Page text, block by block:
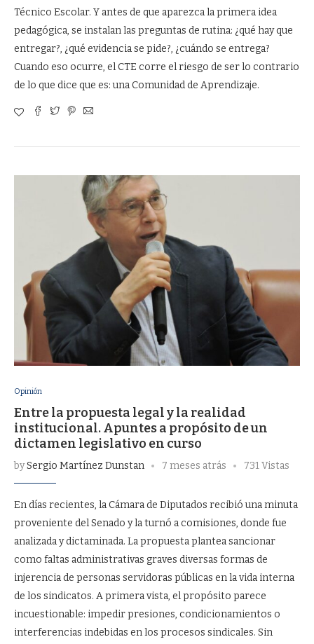
Técnico Escolar. Y antes de que aparezca la primera idea
pedagógica, se instalan las preguntas de rutina: ¿qué hay que
entregar?, ¿qué evidencia se pide?, ¿cuándo se entrega?
Cuando eso ocurre, el CTE corre el riesgo de ser lo contrario
de lo que dice que es: una Comunidad de Aprendizaje.
Opinión
Entre la propuesta legal y la realidad
institucional. Apuntes a propósito de un
dictamen legislativo en curso
bySergio Martínez Dunstan 7 meses atrás 731 Vistas
En días recientes, la Cámara de Diputados recibió una minuta
proveniente del Senado y la turnó a comisiones, donde fue
analizada y dictaminada. La propuesta plantea sancionar
como faltas administrativas graves diversas formas de
injerencia de personas servidoras públicas en la vida interna
de los sindicatos. A primera vista, el propósito parece
incuestionable: impedir presiones, condicionamientos o
interferencias indebidas en los procesos sindicales. Sin